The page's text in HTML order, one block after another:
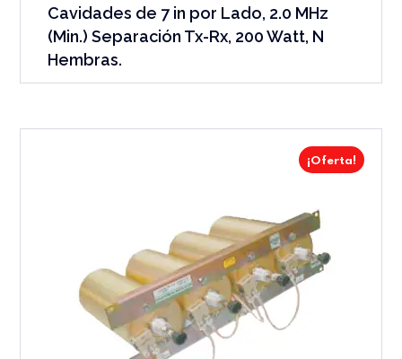
Cavidades de 7 in por Lado, 2.0 MHz
(Min.) Separación Tx-Rx, 200 Watt, N
Hembras.
¡Oferta!